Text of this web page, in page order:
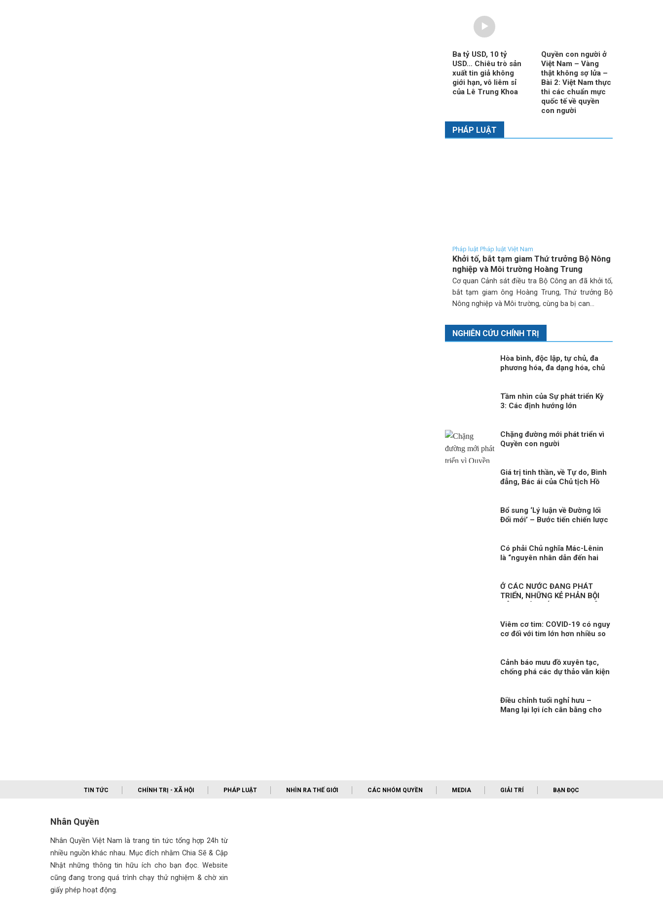
Ba tỷ USD, 10 tỷ
USD… Chiêu trò sản
xuất tin giả không
giới hạn, vô liêm sỉ
của Lê Trung Khoa
Quyền con người ở
Việt Nam – Vàng
thật không sợ lửa –
Bài 2: Việt Nam thực
thi các chuẩn mực
quốc tế về quyền
con người
PHÁP LUẬT
Pháp luật Pháp luật Việt Nam
Khởi tố, bắt tạm giam Thứ trưởng Bộ Nông
nghiệp và Môi trường Hoàng Trung
Cơ quan Cảnh sát điều tra Bộ Công an đã khởi tố,
bắt tạm giam ông Hoàng Trung, Thứ trưởng Bộ
Nông nghiệp và Môi trường, cùng ba bị can...
NGHIÊN CỨU CHÍNH TRỊ
Hòa bình, độc lập, tự chủ, đa
phương hóa, đa dạng hóa, chủ
của Việt Nam
Tầm nhìn của Sự phát triển Kỳ
3: Các định hướng lớn
Chặng đường mới phát triển vì
Quyền con người
Giá trị tinh thần, về Tự do, Bình
đẳng, Bác ái của Chủ tịch Hồ
Bổ sung ‘Lý luận về Đường lối
Đổi mới’ – Bước tiến chiến lược
Có phải Chủ nghĩa Mác-Lênin
là “nguyên nhân dẫn đến hai
Ở CÁC NƯỚC ĐANG PHÁT
TRIỂN, NHỮNG KẺ PHẢN BỘI
Viêm cơ tim: COVID-19 có nguy
cơ đối với tim lớn hơn nhiều so
Cảnh báo mưu đồ xuyên tạc,
chống phá các dự thảo văn kiện
Điều chỉnh tuổi nghỉ hưu –
Mang lại lợi ích cân bằng cho
TIN TỨC CHÍNH TRỊ - XÃ HỘI PHÁP LUẬT NHÌN RA THẾ GIỚI CÁC NHÓM QUYỀN MEDIA GIẢI TRÍ BẠN ĐỌC
Nhân Quyền
Nhân Quyền Việt Nam là trang tin tức tổng hợp 24h từ
nhiều nguồn khác nhau. Mục đích nhằm Chia Sẽ & Cập
Nhật những thông tin hữu ích cho bạn đọc. Website
cũng đang trong quá trình chạy thử nghiệm & chờ xin
giấy phép hoạt động.